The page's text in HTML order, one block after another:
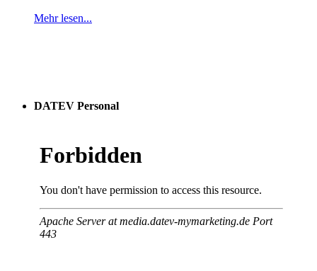
Mehr lesen...
DATEV Personal